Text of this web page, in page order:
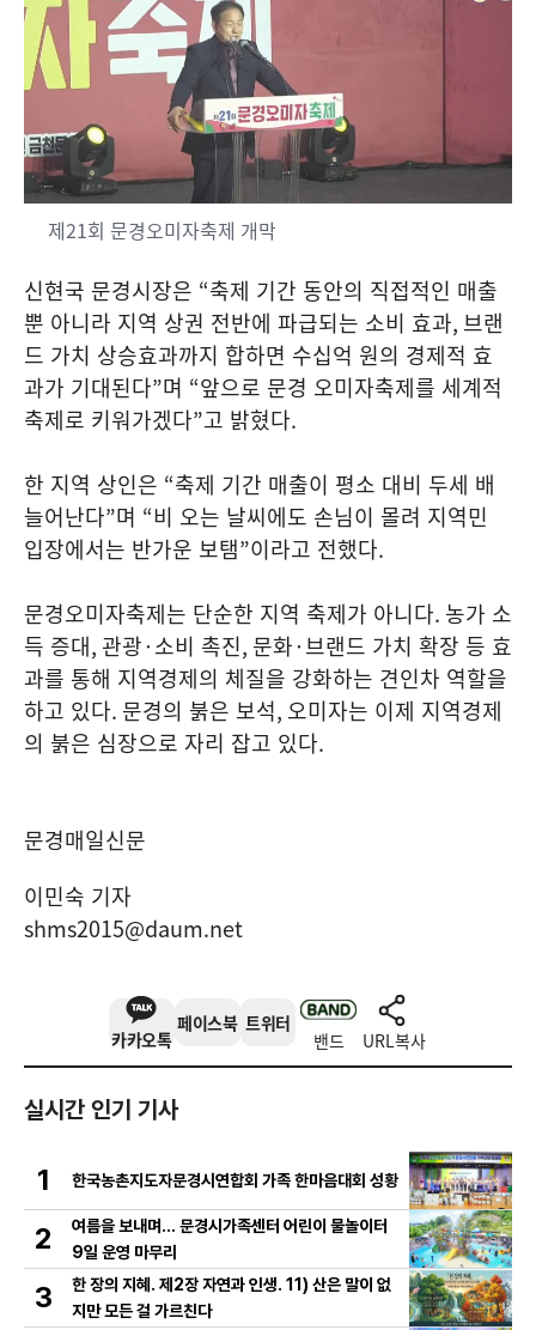
제21회 문경오미자축제 개막
신현국 문경시장은 “축제 기간 동안의 직접적인 매출
뿐 아니라 지역 상권 전반에 파급되는 소비 효과, 브랜
드 가치 상승효과까지 합하면 수십억 원의 경제적 효
과가 기대된다”며 “앞으로 문경 오미자축제를 세계적
축제로 키워가겠다”고 밝혔다.
한 지역 상인은 “축제 기간 매출이 평소 대비 두세 배
늘어난다”며 “비 오는 날씨에도 손님이 몰려 지역민
입장에서는 반가운 보탬”이라고 전했다.
문경오미자축제는 단순한 지역 축제가 아니다. 농가 소
득 증대, 관광·소비 촉진, 문화·브랜드 가치 확장 등 효
과를 통해 지역경제의 체질을 강화하는 견인차 역할을
하고 있다. 문경의 붉은 보석, 오미자는 이제 지역경제
의 붉은 심장으로 자리 잡고 있다.
문경매일신문
이민숙 기자
shms2015@daum.net
카카오톡
페이스북 트위터
밴드 URL복사
실시간 인기 기사
1 한국농촌지도자문경시연합회 가족 한마음대회 성황
2
여름을 보내며… 문경시가족센터 어린이 물놀이터
9일 운영 마무리
3
한 장의 지혜. 제2장 자연과 인생. 11) 산은 말이 없
지만 모든 걸 가르친다